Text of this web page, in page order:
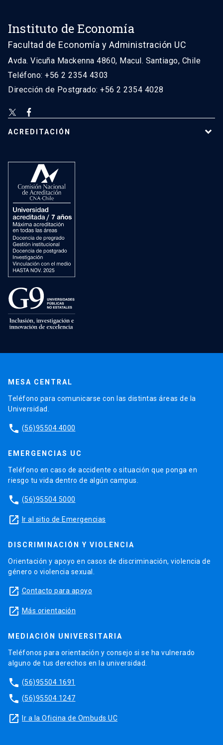
Instituto de Economía
Facultad de Economía y Administración UC
Avda. Vicuña Mackenna 4860, Macul. Santiago, Chile
Teléfono: +56 2 2354 4303
Dirección de Postgrado: +56 2 2354 4028
ACREDITACIÓN
MESA CENTRAL
Teléfono para comunicarse con las distintas áreas de la
Universidad.
phone (56)95504 4000
EMERGENCIAS UC
Teléfono en caso de accidente o situación que ponga en
riesgo tu vida dentro de algún campus.
phone (56)95504 5000
launch Ir al sitio de Emergencias
DISCRIMINACIÓN Y VIOLENCIA
Orientación y apoyo en casos de discriminación, violencia de
género o violencia sexual.
launch Contacto para apoyo
launch Más orientación
MEDIACIÓN UNIVERSITARIA
Teléfonos para orientación y consejo si se ha vulnerado
alguno de tus derechos en la universidad.
phone (56)95504 1691
phone (56)95504 1247
launch Ir a la Oficina de Ombuds UC